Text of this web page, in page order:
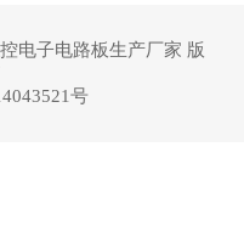
电子电路板生产厂家 版
号